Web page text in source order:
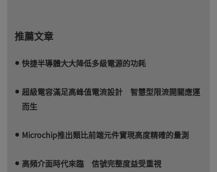
推薦文章
快捷半導體大大降低多級電源的功耗
超級電容滿足高峰值電流設計 智慧型限流開關應運
而生
Microchip推出類比前端元件實現高度精確的量測
高頻介面時代來臨 信號完整度益受重視